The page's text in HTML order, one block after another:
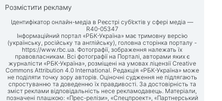
Розмістити рекламу
Ідентифікатор онлайн-медіа в Реєстрі суб’єктів у сфері медіа —
R40-05347
Інформаційний портал «РБК-Україна» має тримовну версію
(українську, російську та англійську), головна сторінка порталу -
https://www.rbc.ua. Фотографії, зображення належать їх
правовласникам. Всі фотографії на Порталі, авторами яких є
журналісти «РБК-Україна», розміщені на умовах ліцензії Creative
Commons Attribution 4.0 International. Редакція «РБК-Україна» може
не поділяти точку зору авторів. Оціночні судження не підлягають
спростуванню та доведенню їх правдивості. За достовірність та
зміст реклами відповідальність несе рекламодавець. Матеріали,
позначені плашкою: «Прес-релізи», «Спецпроект», «Партнерський